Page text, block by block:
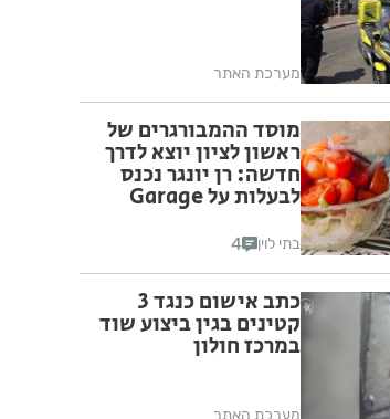
מערכת האתר
מוסד ההמבורגרים של
ראשון לציון יוצא לדרך
חדשה: רן יונגר נכנס
לבעלות על Garage
בתי לוין 4
כתב אישום כנגד 3
קטינים בגין ביצוע שוד
במרכז חולון